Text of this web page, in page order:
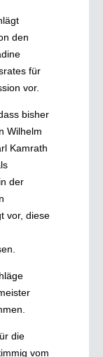
den
für
vor.
bisher
Wilhelm
Kamrath
der
vor, diese
die
vom